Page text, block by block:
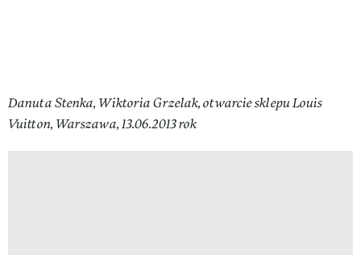
Danuta Stenka, Wiktoria Grzelak, otwarcie sklepu Louis
Vuitton, Warszawa, 13.06.2013 rok​​​​​​​